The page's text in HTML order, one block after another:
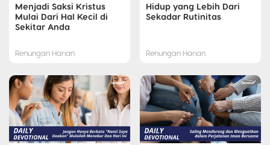
Menjadi Saksi Kristus
Mulai Dari Hal Kecil di
Sekitar Anda
Renungan Harian
Hidup yang Lebih Dari
Sekadar Rutinitas
Renungan Harian